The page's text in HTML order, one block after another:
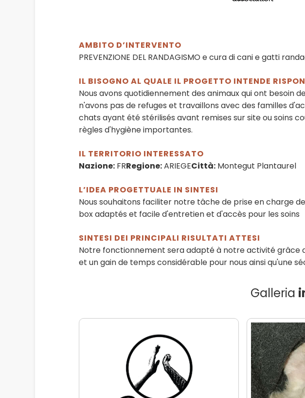
AMBITO D’INTERVENTO
PREVENZIONE DEL RANDAGISMO e cura di cani e gatti
IL BISOGNO AL QUALE IL PROGETTO INTENDE
Nous avons quotidiennement des animaux qui ont besoin
n'avons pas de refuges et travaillons avec des familles
chats ayant été stérilisés avant remises sur site ou soins
règles d'hygiène importantes.
IL TERRITORIO INTERESSATO
Nazione: FRRegione:ARIEGECittà: Montegut Plantaurel
L’IDEA PROGETTUALE IN SINTESI
Nous souhaitons faciliter notre tâche de prise en charge
box adaptés et facile d'entretien et d'accès pour les soins
SINTESI DEI PRINCIPALI RISULTATI ATTESI
Notre fonctionnement sera adapté à notre activité grâce
et un gain de temps considérable pour nous ainsi qu'une
Galleria